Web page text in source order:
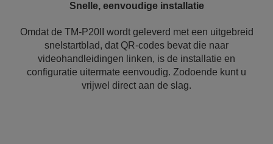
Snelle, eenvoudige installatie
Omdat de TM-P20II wordt geleverd met een uitgebreid
snelstartblad, dat QR-codes bevat die naar
videohandleidingen linken, is de installatie en
configuratie uitermate eenvoudig. Zodoende kunt u
vrijwel direct aan de slag.